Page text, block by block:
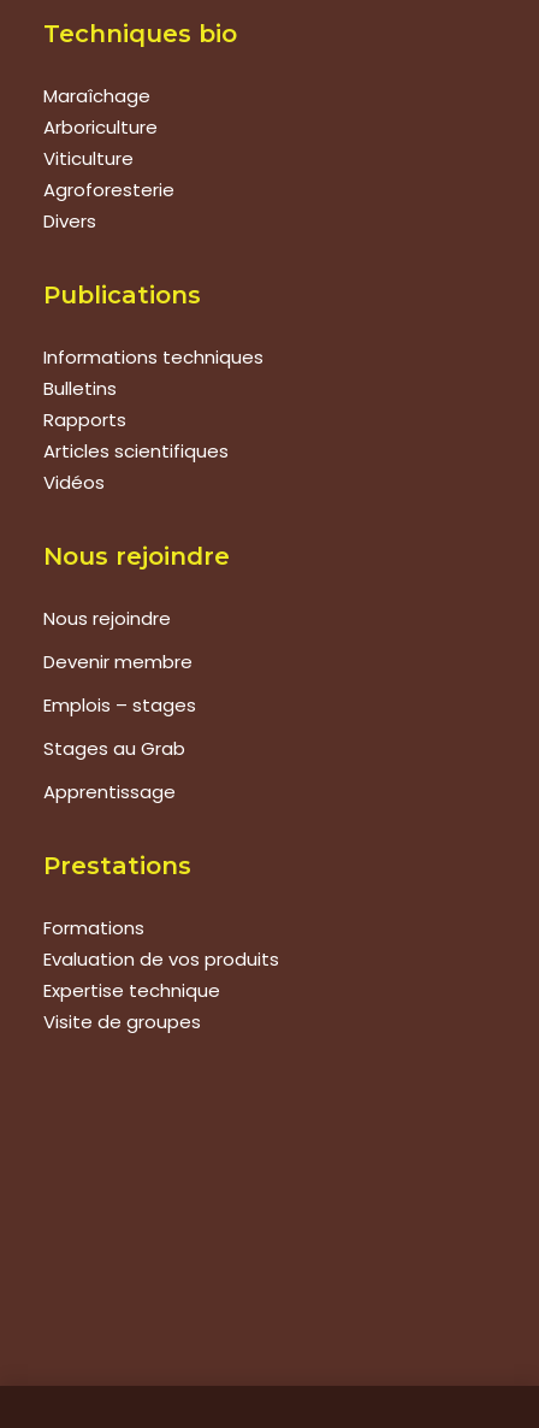
Techniques bio
Maraîchage
Arboriculture
Viticulture
Agroforesterie
Divers
Publications
Informations techniques
Bulletins
Rapports
Articles scientifiques
Vidéos
Nous rejoindre
Nous rejoindre
Devenir membre
Emplois – stages
Stages au Grab
Apprentissage
Prestations
Formations
Evaluation de vos produits
Expertise technique
Visite de groupes